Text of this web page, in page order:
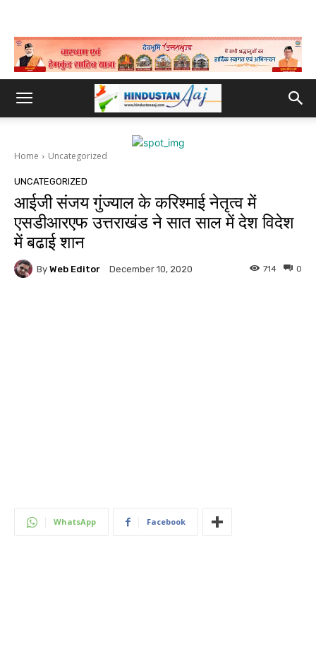
Home Uncategorized
UNCATEGORIZED
आईजी संजय गुंज्याल के करिश्माई नेतृत्व में
एसडीआरएफ उत्तराखंड ने सात साल में देश विदेश
में बढाई शान
By Web Editor December 10, 2020 0
714
WhatsApp Facebook